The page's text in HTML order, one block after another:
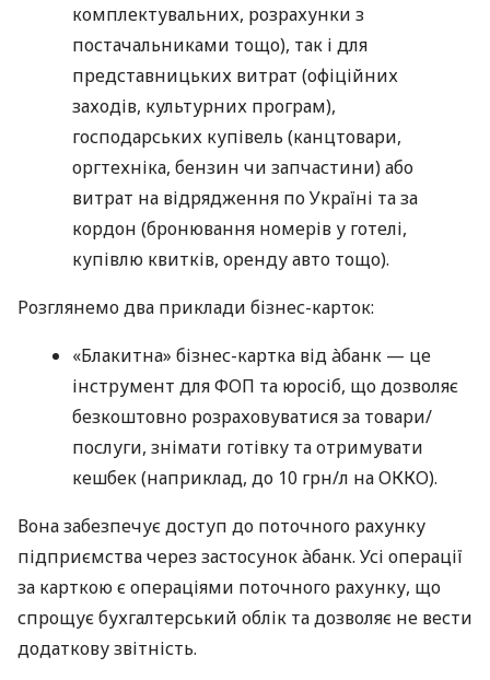
комплектувальних, розрахунки з
постачальниками тощо), так і для
представницьких витрат (офіційних
заходів, культурних програм),
господарських купівель (канцтовари,
оргтехніка, бензин чи запчастини) або
витрат на відрядження по Україні та за
кордон (бронювання номерів у готелі,
купівлю квитків, оренду авто тощо).
Розглянемо два приклади бізнес-карток:
«Блакитна» бізнес-картка від àбанк — це
інструмент для ФОП та юросіб, що дозволяє
безкоштовно розраховуватися за товари/
послуги, знімати готівку та отримувати
кешбек (наприклад, до 10 грн/л на ОККО).
Вона забезпечує доступ до поточного рахунку
підприємства через застосунок àбанк. Усі операції
за карткою є операціями поточного рахунку, що
спрощує бухгалтерський облік та дозволяє не вести
додаткову звітність.